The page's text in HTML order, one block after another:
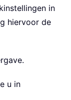
in
hiervoor de
u in